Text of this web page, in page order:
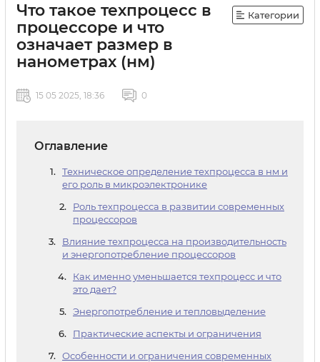
Что такое техпроцесс в
процессоре и что
означает размер в
нанометрах (нм)
Категории
15 05 2025, 18:36 0
Оглавление
Техническое определение техпроцесса в нм и
его роль в микроэлектронике
Роль техпроцесса в развитии современных
процессоров
Влияние техпроцесса на производительность
и энергопотребление процессоров
Как именно уменьшается техпроцесс и что
это дает?
Энергопотребление и тепловыделение
Практические аспекты и ограничения
Особенности и ограничения современных